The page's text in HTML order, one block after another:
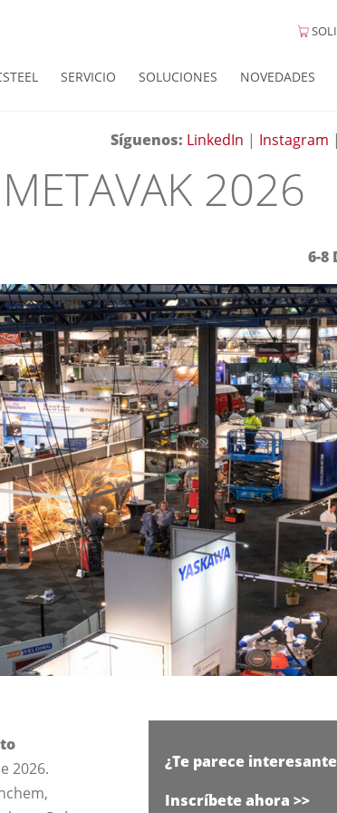
SERVICIO SOLUCIONES NOVEDADES
Síguenos: LinkedIn | Instagram
2026
6-8
2026.
¿Te parece
Inscríbete ahora >>